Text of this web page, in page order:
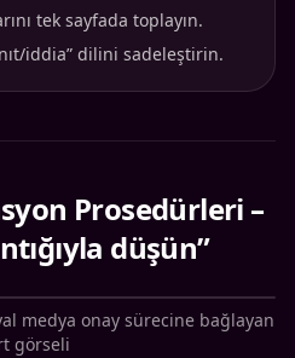
tek sayfada toplayın.
iddia” dilini sadeleştirin.
Prosedürleri –
düşün”
medya onay sürecine bağlayan
görseli